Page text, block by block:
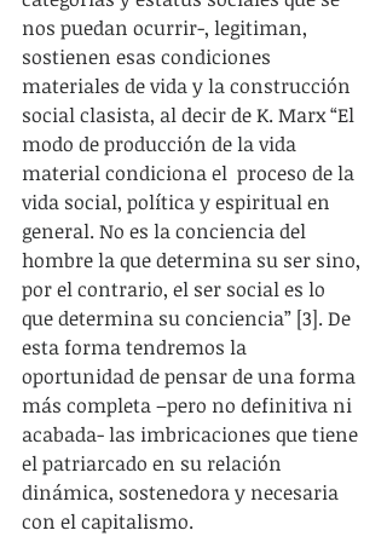
nos puedan ocurrir-, legitiman,
sostienen esas condiciones
materiales de vida y la construcción
social clasista, al decir de K. Marx “El
modo de producción de la vida
material condiciona el  proceso de la
vida social, política y espiritual en
general. No es la conciencia del
hombre la que determina su ser sino,
por el contrario, el ser social es lo
que determina su conciencia” [3]. De
esta forma tendremos la
oportunidad de pensar de una forma
más completa –pero no definitiva ni
acabada- las imbricaciones que tiene
el patriarcado en su relación
dinámica, sostenedora y necesaria
con el capitalismo.